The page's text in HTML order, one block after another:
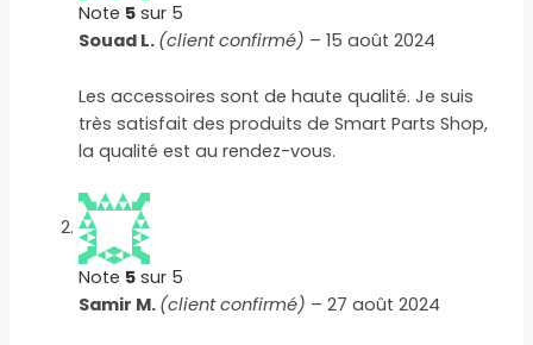
Note 5 sur 5
Souad L. (client confirmé) – 15 août 2024
Les accessoires sont de haute qualité. Je suis
très satisfait des produits de Smart Parts Shop,
la qualité est au rendez-vous.
Note 5 sur 5
Samir M. (client confirmé) – 27 août 2024